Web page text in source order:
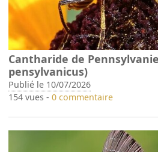
Cantharide de
pensylvanicus)
Publié le 10/07/2026
154 vues -0 commentaire